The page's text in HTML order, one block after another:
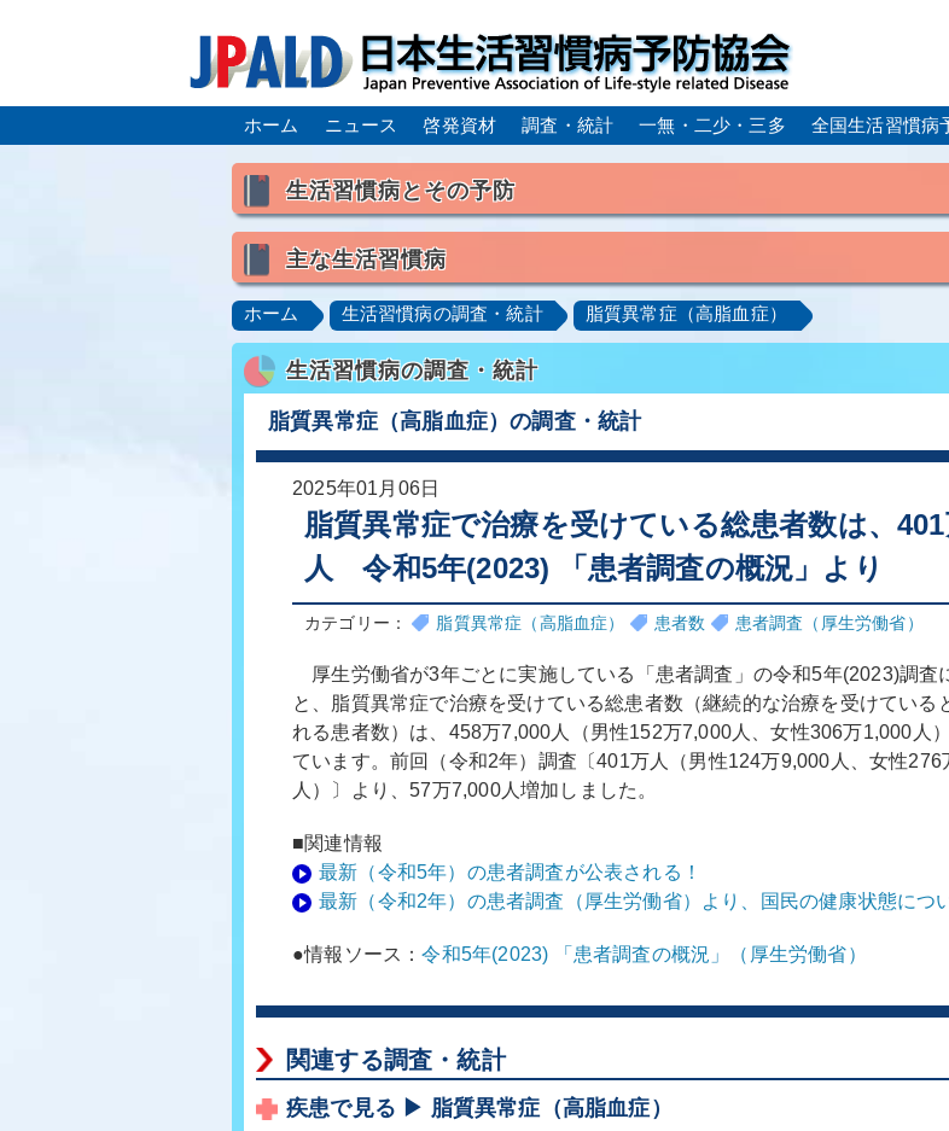
ホーム ニュース 啓発資材 調査・統計 一無・二少・三多 全国生活習慣病
生活習慣病とその予防
喫煙
食生活
主な生活習慣病
高血圧 脂質異常症（高脂血症） 糖尿病 CKD（慢性腎臓病）
肥満症／メタボリックシンドローム
動脈硬化 心筋梗塞 狭心症
脂肪肝／NAFLD／NASH
アルコール肝疾患
ロコモティブシンドローム／サルコペニア／フレイル
歯周病
ホーム 生活習慣病の調査・統計 脂質異常症（高脂血症）
生活習慣病の調査・統計
脂質異常症（高脂血症）の調査・統計
2025年01月06日
脂質異常症で治療を受けている総患者数は、
人 令和5年(2023) 「患者調査の概況」より
カテゴリー： 脂質異常症（高脂血症） 患者数 患者調査（厚生労働省）
厚生労働省が3年ごとに実施している「患者調査」の令和5年(2023)調査
と、脂質異常症で治療を受けている総患者数（継続的な治療を受けている
れる患者数）は、458万7,000人（男性152万7,000人、女性306万1,000人
ています。前回（令和2年）調査〔401万人（男性124万9,000人、女性276
人）〕より、57万7,000人増加しました。
■関連情報
最新（令和5年）の患者調査が公表される！
最新（令和2年）の患者調査（厚生労働省）より、国民の健康状態につ
●情報ソース：令和5年(2023) 「患者調査の概況」（厚生労働省）
関連する調査・統計
疾患で見る ▶ 脂質異常症（高脂血症）